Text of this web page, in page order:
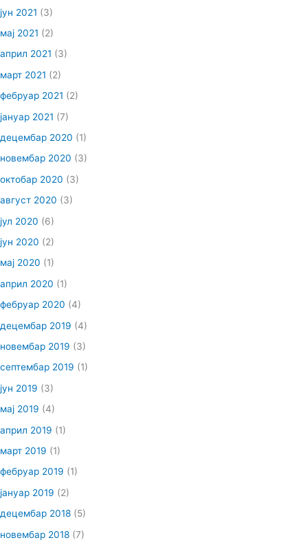
јун 2021 (3)
мај 2021 (2)
април 2021 (3)
март 2021 (2)
фебруар 2021 (2)
јануар 2021 (7)
децембар 2020 (1)
новембар 2020 (3)
октобар 2020 (3)
август 2020 (3)
јул 2020 (6)
јун 2020 (2)
мај 2020 (1)
април 2020 (1)
фебруар 2020 (4)
децембар 2019 (4)
новембар 2019 (3)
септембар 2019 (1)
јун 2019 (3)
мај 2019 (4)
април 2019 (1)
март 2019 (1)
фебруар 2019 (1)
јануар 2019 (2)
децембар 2018 (5)
новембар 2018 (7)